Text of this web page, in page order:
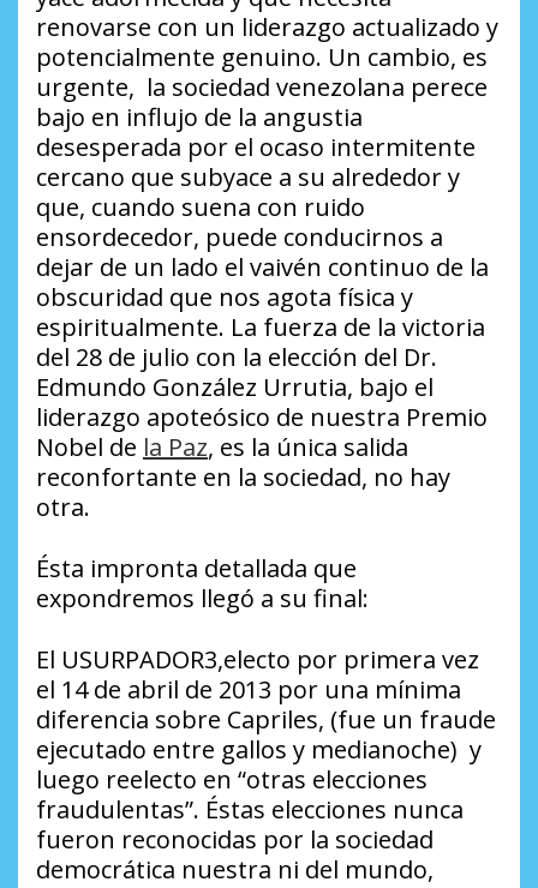
renovarse con un liderazgo actualizado y
potencialmente genuino. Un cambio, es
urgente, la sociedad venezolana perece
bajo en influjo de la angustia
desesperada por el ocaso intermitente
cercano que subyace a su alrededor y
que, cuando suena con ruido
ensordecedor, puede conducirnos a
dejar de un lado el vaivén continuo de la
obscuridad que nos agota física y
espiritualmente. La fuerza de la victoria
del 28 de julio con la elección del Dr.
Edmundo González Urrutia, bajo el
liderazgo apoteósico de nuestra Premio
Nobel de la Paz, es la única salida
reconfortante en la sociedad, no hay
otra.
Ésta impronta detallada que
expondremos llegó a su final:
El USURPADOR3,electo por primera vez
el 14 de abril de 2013 por una mínima
diferencia sobre Capriles, (fue un fraude
ejecutado entre gallos y medianoche) y
luego reelecto en “otras elecciones
fraudulentas”. Éstas elecciones nunca
fueron reconocidas por la sociedad
democrática nuestra ni del mundo,